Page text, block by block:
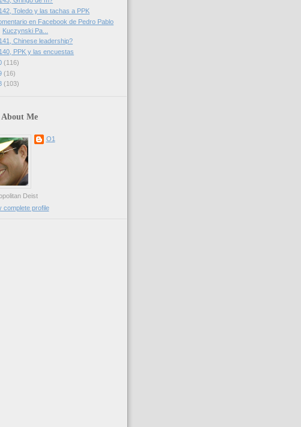
Toledo y las tachas a PPK
en Facebook de Pedro Pablo
Kuczynski Pa...
Chinese leadership?
PPK y las encuestas
(116)
(16)
(103)
About Me
O1
Deist
complete profile